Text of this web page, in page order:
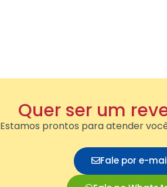
Quer ser um
Estamos prontos para atender
Fale por e-